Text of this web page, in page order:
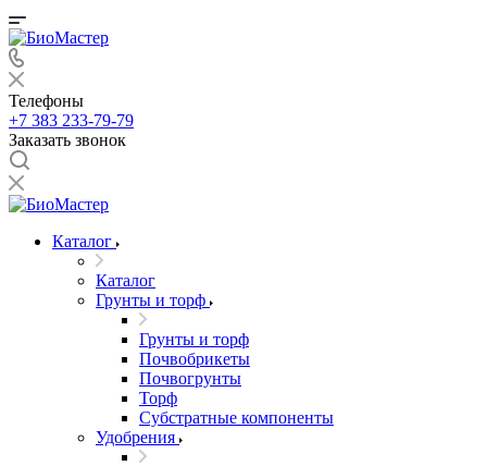
Телефоны
+7 383 233-79-79
Заказать звонок
Каталог
Каталог
Грунты и торф
Грунты и торф
Почвобрикеты
Почвогрунты
Торф
Субстратные компоненты
Удобрения